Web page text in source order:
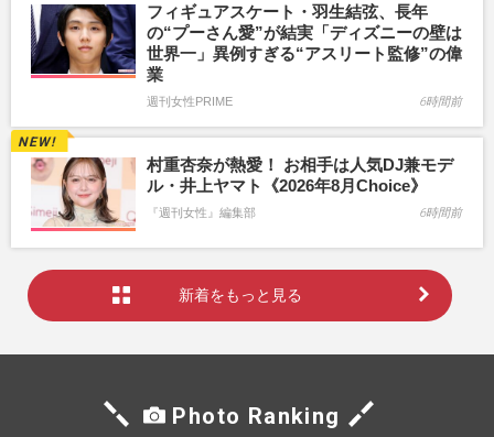
フィギュアスケート・羽生結弦、長年
の“プーさん愛”が結実「ディズニーの壁は
世界一」異例すぎる“アスリート監修”の偉
業
週刊女性PRIME 6時間前
村重杏奈が熱愛！ お相手は人気DJ兼モデ
ル・井上ヤマト《2026年8月Choice》
『週刊女性』編集部 6時間前
新着をもっと見る
Photo Ranking